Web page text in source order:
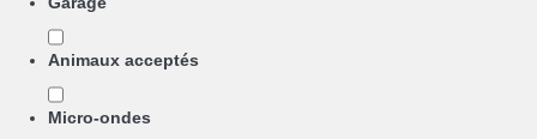
Animaux acceptés
Micro-ondes